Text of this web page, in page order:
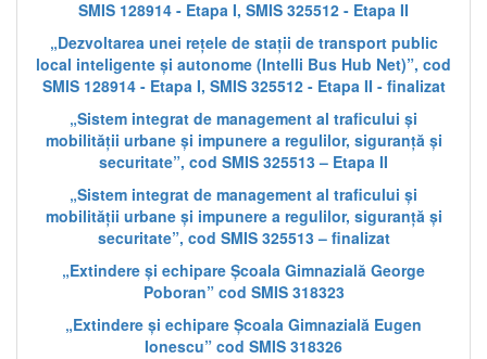
SMIS 128914 - Etapa I, SMIS 325512 - Etapa II
„Dezvoltarea unei rețele de stații de transport public
local inteligente și autonome (Intelli Bus Hub Net)”, cod
SMIS 128914 - Etapa I, SMIS 325512 - Etapa II - finalizat
„Sistem integrat de management al traficului și
mobilității urbane și impunere a regulilor, siguranță și
securitate”, cod SMIS 325513 – Etapa II
„Sistem integrat de management al traficului și
mobilității urbane și impunere a regulilor, siguranță și
securitate”, cod SMIS 325513 – finalizat
„Extindere și echipare Școala Gimnazială George
Poboran” cod SMIS 318323
„Extindere și echipare Școala Gimnazială Eugen
Ionescu” cod SMIS 318326